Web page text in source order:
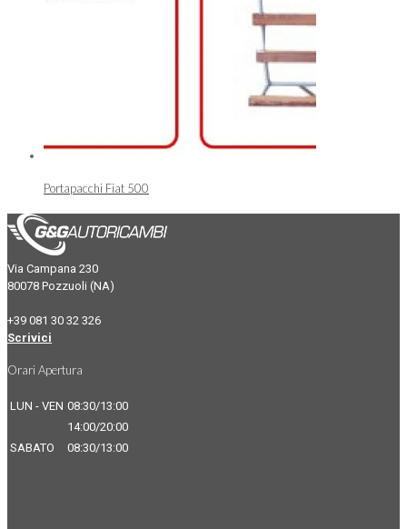
Portapacchi Fiat 500
Via Campana 230
80078 Pozzuoli (NA)
+39 081 30 32 326
Scrivici
Orari Apertura
LUN - VEN 08:30/13:00
14:00/20:00
SABATO
08:30/13:00